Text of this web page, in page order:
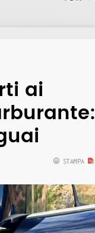
ai
STAMPA